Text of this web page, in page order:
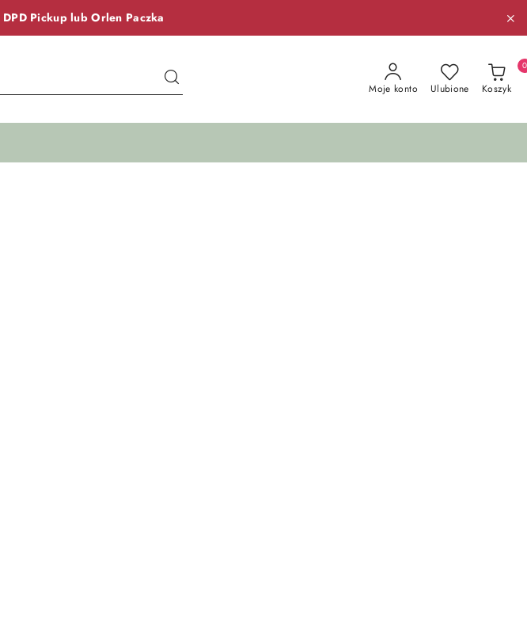
DPD Pickup lubOrlen Paczka
Moje konto Ulubione Koszyk
0